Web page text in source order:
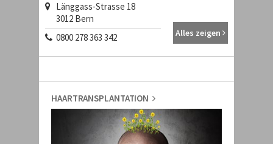
Länggass-Strasse 18
3012 Bern
0800 278 363 342
Alles zeigen
HAARTRANSPLANTATION